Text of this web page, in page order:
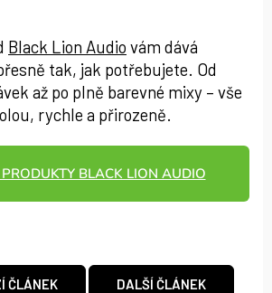
Black Lion Audio vám dává
tak, jak potřebujete. Od
až po plně barevné mixy – vše
rychle a přirozeně.
BLACK LION AUDIO
ČLÁNEK DALŠÍ ČLÁNEK